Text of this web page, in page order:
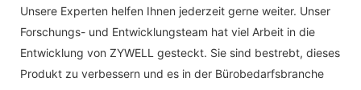
Unsere Experten helfen Ihnen jederzeit gerne weiter. Unser
Forschungs- und Entwicklungsteam hat viel Arbeit in die
Entwicklung von ZYWELL gesteckt. Sie sind bestrebt, dieses
Produkt zu verbessern und es in der Bürobedarfsbranche